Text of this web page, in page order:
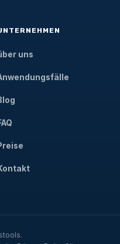
uns